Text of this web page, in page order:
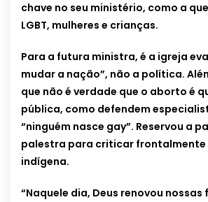
chave no seu ministério, como a
LGBT, mulheres e crianças.
Para a futura ministra, é a igreja
mudar a nação”, não a política.
que não é verdade que o aborto é
pública, como defendem
“ninguém nasce gay”. Reservou a
palestra para criticar
indígena.
“Naquele dia, Deus renovou nossas